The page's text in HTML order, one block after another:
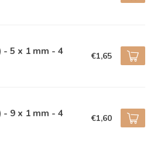
- 5 x 1 mm - 4 €1,65
- 9 x 1 mm - 4 €1,60